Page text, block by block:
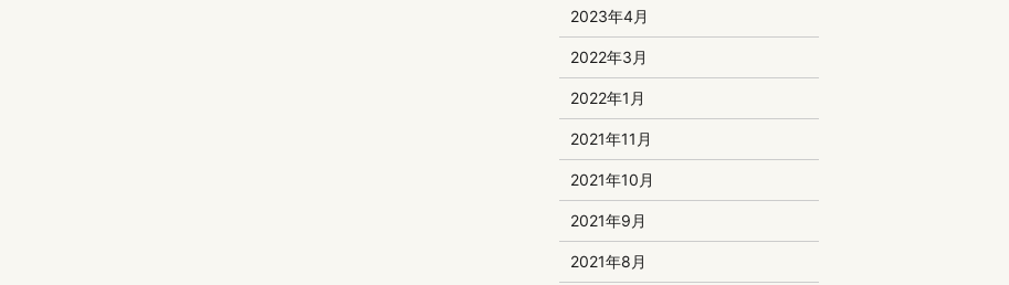
2023年4月
2022年3月
2022年1月
2021年11月
2021年10月
2021年9月
2021年8月